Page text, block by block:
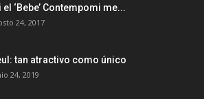
el ‘Bebe’ Contempomi me...
24, 2017
tan atractivo como único
24, 2019